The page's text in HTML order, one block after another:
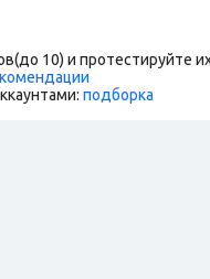
10) и протестируйте
подборка